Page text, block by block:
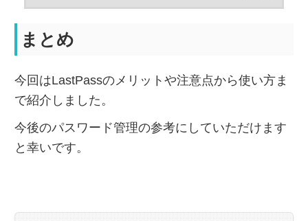
まとめ
今回はLastPassのメリットや注意点から使い方ま
で紹介しました。
今後のパスワード管理の参考にしていただけます
と幸いです。